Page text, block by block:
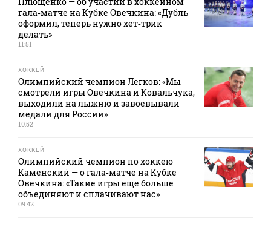
гала‑матче на Кубке Овечкина: «Дубль
оформил, теперь нужно хет‑трик
делать»
11:51
ХОККЕЙ
Олимпийский чемпион Легков: «Мы
смотрели игры Овечкина и Ковальчука,
выходили на лыжню и завоевывали
медали для России»
10:52
ХОККЕЙ
Олимпийский чемпион по хоккею
Каменский — о гала‑матче на Кубке
Овечкина: «Такие игры еще больше
объединяют и сплачивают нас»
09:42